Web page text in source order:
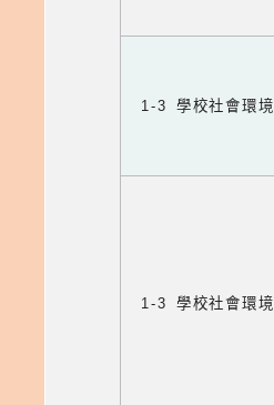
1-3 學校社會環境
1-3 學校社會環境